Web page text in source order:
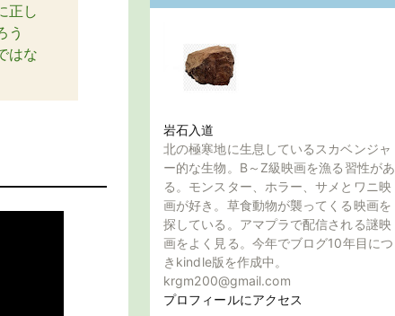
正し
う
はな
岩石入道
北の極寒地に生息しているスカベンジャ
ー的な生物。B～Z級映画を漁る習性があ
る。モンスター、ホラー、サメとワニ映
画が好き。草食動物が襲ってくる映画を
探している。アマプラで配信される謎映
画をよく見る。今年でブログ10年目につ
きkindle版を作成中。
krgm200@gmail.com
プロフィールにアクセス